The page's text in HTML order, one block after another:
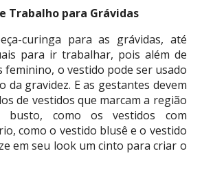
Trabalho para Grávidas
curinga para as grávidas, até
para ir trabalhar, pois além de
feminino, o vestido pode ser usado
da gravidez. E as gestantes devem
de vestidos que marcam a região
busto, como os vestidos com
como o vestido blusê e o vestido
em seu look um cinto para criar o